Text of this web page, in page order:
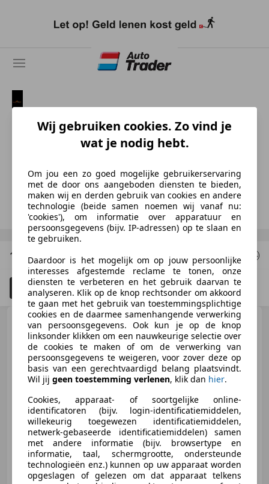
naar
De Vries Mobiliteit
Rinaldo de Vries
Toon nummer
1 Resultatenvoor uw zoekopdracht
Filteren 4 Schadeauto's tonen
Kawasaki Voyager 1200
ZG XII **RIJKLAAR-KEURIG
ONDERHOUDEN**
€ 2.450
06/1987 100.616 km Benzine 71 kW (97 PK)
Wij gebruiken cookies. Zo vind je
wat je nodig hebt.
Om jou een zo goed mogelijke gebruikerservaring
met de door ons aangeboden diensten te bieden,
maken wij en derden gebruik van cookies en andere
technologie (beide samen noemen wij vanaf nu:
'cookies'), om informatie over apparatuur en
persoonsgegevens (bijv. IP-adressen) op te slaan en
te gebruiken.
Daardoor is het mogelijk om op jouw persoonlijke
interesses afgestemde reclame te tonen, onze
diensten te verbeteren en het gebruik daarvan te
analyseren. Klik op de knop rechtsonder om akkoord
te gaan met het gebruik van toestemmingsplichtige
cookies en de daarmee samenhangende verwerking
van persoonsgegevens. Ook kun je op de knop
linksonder klikken om een nauwkeurige selectie over
de cookies te maken of om de verwerking van
persoonsgegevens te weigeren, voor zover deze op
basis van een gerechtvaardigd belang plaatsvindt.
Wil jij geen toestemming verlenen, klik dan hier.
Cookies, apparaat- of soortgelijke online-
identificatoren (bijv. login-identificatiemiddelen,
willekeurig toegewezen identificatiemiddelen,
netwerk-gebaseerde identificatiemiddelen) samen
met andere informatie (bijv. browsertype en
informatie, taal, schermgrootte, ondersteunde
technologieën enz.) kunnen op uw apparaat worden
opgeslagen of gelezen om dat apparaat telkens